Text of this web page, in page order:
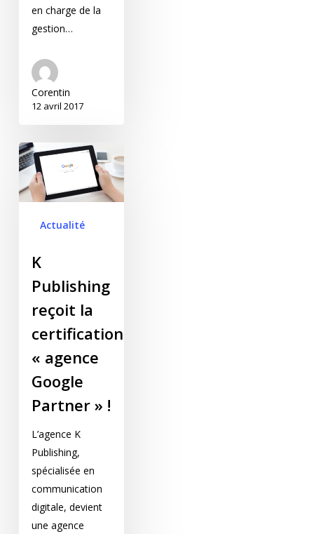
en charge de la
gestion…
Corentin
12 avril 2017
K Publishing reçoit la
certification « agence
Google Partner » !
Actualité
K
Publishing
reçoit la
certification
« agence
Google
Partner » !
L’agence K
Publishing,
spécialisée en
communication
digitale, devient
une agence